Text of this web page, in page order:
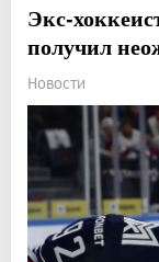
Экс-
получил
Новости